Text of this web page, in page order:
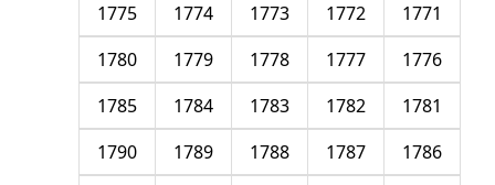
1771
1772
1773
1774
1775
1776
1777
1778
1779
1780
1781
1782
1783
1784
1785
1786
1787
1788
1789
1790